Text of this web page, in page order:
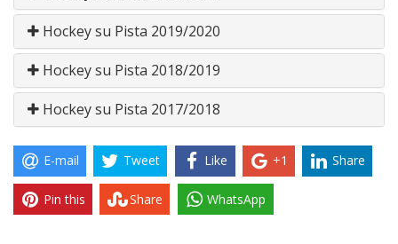
Hockey su Pista 2019/2020
Hockey su Pista 2018/2019
Hockey su Pista 2017/2018
E-mail Tweet Like +1 Share
Pin this Share WhatsApp